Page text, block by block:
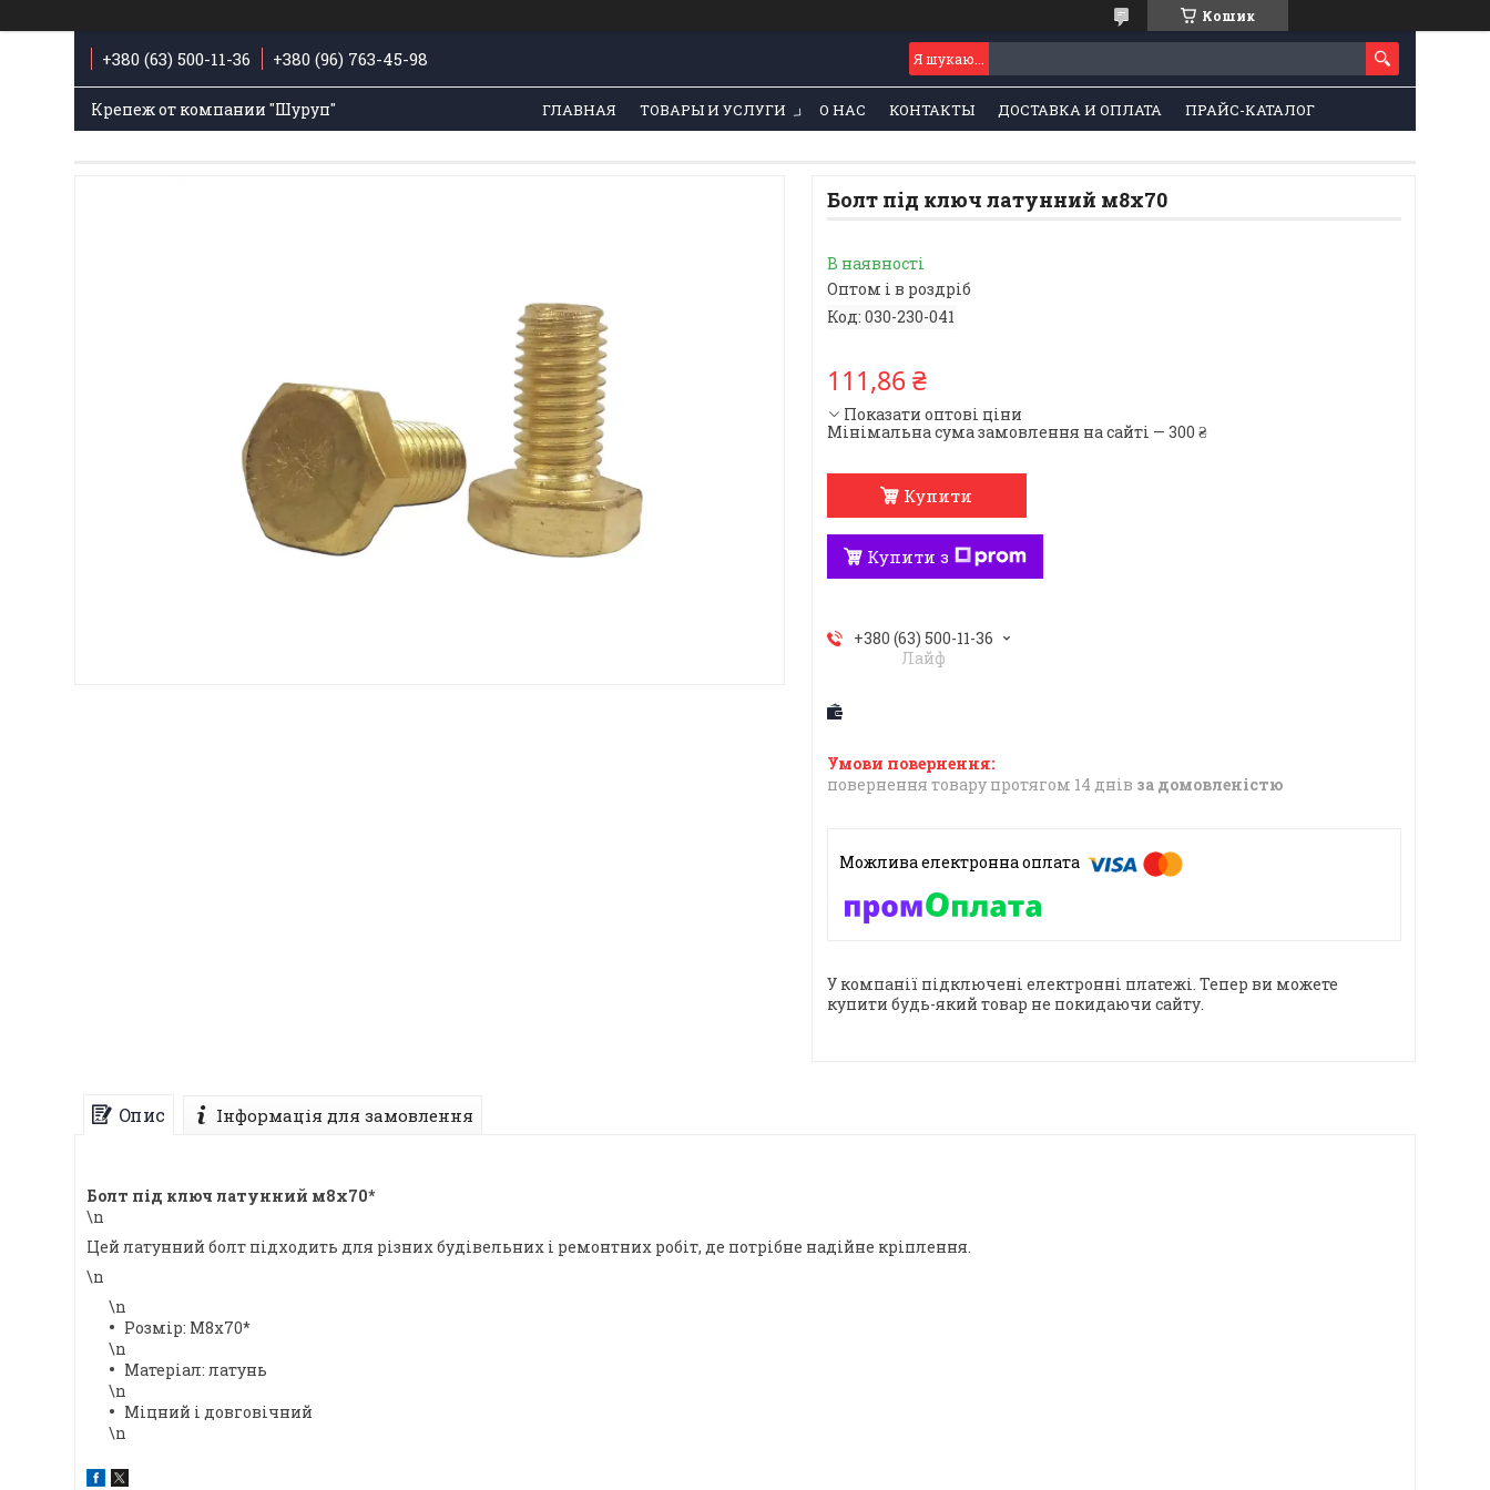
Кошик
+380 (63) 500-11-36 +380 (96) 763-45-98
Крепеж от компании "Шуруп" ГЛАВНАЯ ТОВАРЫ И УСЛУГИ О НАС КОНТАКТЫ ДОСТАВКА И ОПЛАТА ПРАЙС-КАТАЛОГ
Болт під ключ латунний м8х70
В наявності
Оптом і в роздріб
Код: 030-230-041
111,86 ₴
Показати оптові ціни
Мінімальна сума замовлення на сайті — 300 ₴
Купити
Купити з
+380 (63) 500-11-36
Лайф
повернення товару протягом 14 днів за домовленістю
У компанії підключені електронні платежі. Тепер ви можете
купити будь-який товар не покидаючи сайту.
Опис Інформація для замовлення
Болт під ключ латунний м8х70*
\n
Цей латунний болт підходить для різних будівельних і ремонтних робіт, де потрібне надійне кріплення.
\n
\n
Розмір: М8х70*
\n
Матеріал: латунь
\n
Міцний і довговічний
\n